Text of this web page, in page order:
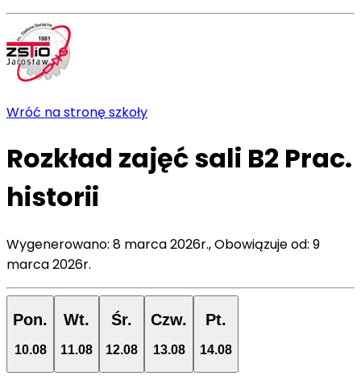
Wróć na stronę szkoły
Rozkład zajęćsali B2 Prac.
historii
Wygenerowano: 8 marca 2026r.,Obowiązuje od: 9
marca 2026r.
Pon.
10.08
Wt.
11.08
Śr.
12.08
Czw.
13.08
Pt.
14.08